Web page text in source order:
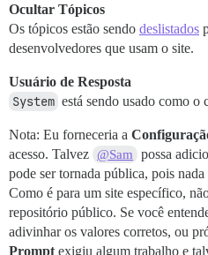
Ocultar Tópicos
Os tópicos estão sendo deslistados
desenvolvedores que usam o site.
Usuário de Resposta
System está sendo usado como o
Nota: Eu forneceria a
acesso. Talvez @Sam
possa
pode ser tornada pública, pois
Como é para um site específico,
repositório público. Se você
adivinhar os valores corretos, ou
Prompt exigiu algum trabalho e